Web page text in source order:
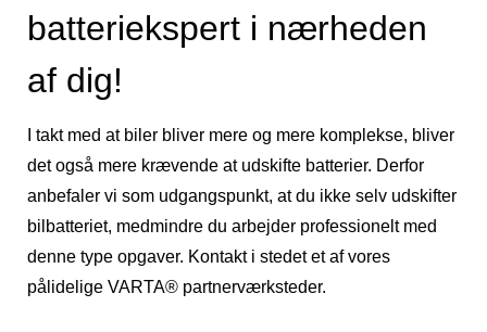
batteriekspert i nærheden
af dig!
I takt med at biler bliver mere og mere komplekse, bliver
det også mere krævende at udskifte batterier. Derfor
anbefaler vi som udgangspunkt, at du ikke selv udskifter
bilbatteriet, medmindre du arbejder professionelt med
denne type opgaver. Kontakt i stedet et af vores
pålidelige VARTA® partnerværksteder.